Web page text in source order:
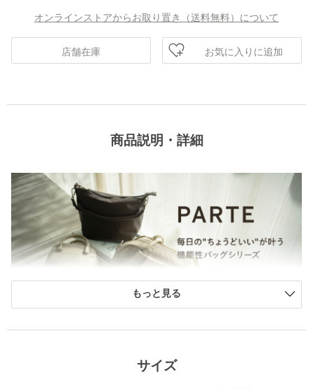
オンラインストアからお取り置き（送料無料）について
店舗在庫 お気に入りに追加
商品説明・詳細
●合成皮革シリーズが新登場●
もっと見る
サイズ